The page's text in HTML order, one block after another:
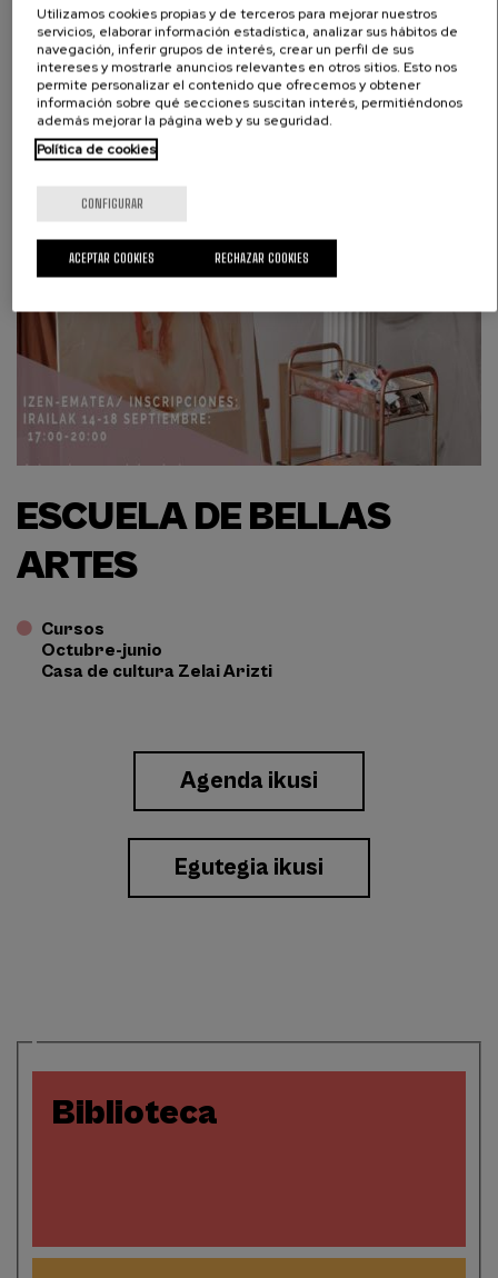
Teatro
2026 17:00
Labeaga aretoa
ESCUELA DE BELLAS
ARTES
Cursos
Octubre-junio
Casa de cultura Zelai Arizti
Agenda ikusi
Egutegia ikusi
Biblioteca
Utilizamos cookies propias y de terceros para mejorar nuestros
servicios, elaborar información estadística, analizar sus hábitos de
navegación, inferir grupos de interés, crear un perfil de sus
intereses y mostrarle anuncios relevantes en otros sitios. Esto nos
permite personalizar el contenido que ofrecemos y obtener
información sobre qué secciones suscitan interés, permitiéndonos
además mejorar la página web y su seguridad.
Política de cookies
CONFIGURAR
RECHAZAR COOKIES
ACEPTAR COOKIES